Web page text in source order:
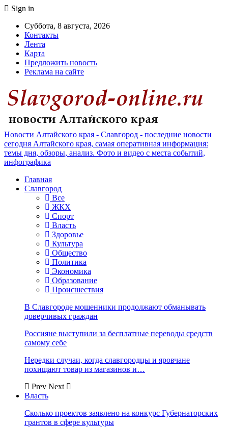
Sign in
Суббота, 8 августа, 2026
Контакты
Лента
Карта
Предложить новость
Реклама на сайте
Новости Алтайского края - Славгород - последние новости
сегодня Алтайского края, самая оперативная информация:
темы дня, обзоры, анализ. Фото и видео с места событий,
инфографика
Главная
Славгород
Все
ЖКХ
Спорт
Власть
Здоровье
Культура
Общество
Политика
Экономика
Образование
Происшествия
В Славгороде мошенники продолжают обманывать
доверчивых граждан
Россияне выступили за бесплатные переводы средств
самому себе
Нередки случаи, когда славгородцы и яровчане
похищают товар из магазинов и…
Prev Next
Власть
Сколько проектов заявлено на конкурс Губернаторских
грантов в сфере культуры